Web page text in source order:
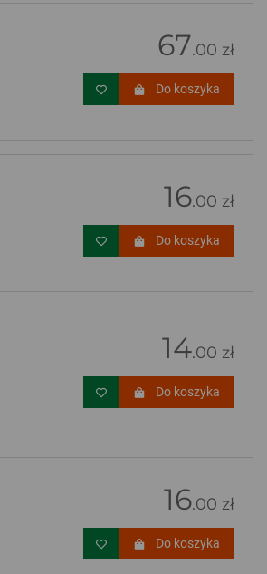
67.00 zł
Do koszyka
16.00 zł
Do koszyka
14.00 zł
Do koszyka
16.00 zł
Do koszyka